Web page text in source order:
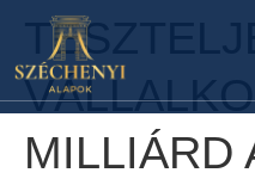
TESZTELJE
MILLIÁRD